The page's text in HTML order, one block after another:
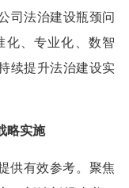
司法治建设瓶颈问
化、专业化、数智
续提升法治建设实
略实施
供有效参考。聚焦